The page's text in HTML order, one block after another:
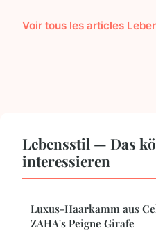
Voir tous les articles
Lebensstil — Das
interessieren
Luxus-Haarkamm aus
ZAHA's Peigne Girafe